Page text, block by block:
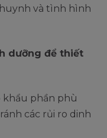
và tình hình
dưỡng để thiết
khẩu phần phù
các rủi ro dinh